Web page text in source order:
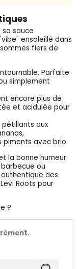
sauce
ensoleillé dans
fiers de
Parfaite
simplement
encore plus de
et acidulée pour
pétillants aux
avec brio.
la bonne humeur
ou
des
Roots pour
?